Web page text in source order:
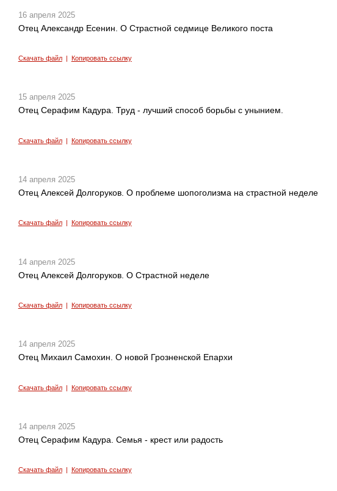
16 апреля 2025
Отец Александр Есенин. О Страстной седмице Великого поста
Скачать файл| Копировать ссылку
15 апреля 2025
Отец Серафим Кадура. Труд - лучший способ борьбы с унынием.
Скачать файл| Копировать ссылку
14 апреля 2025
Отец Алексей Долгоруков. О проблеме шопоголизма на страстной неделе
Скачать файл| Копировать ссылку
14 апреля 2025
Отец Алексей Долгоруков. О Страстной неделе
Скачать файл| Копировать ссылку
14 апреля 2025
Отец Михаил Самохин. О новой Грозненской Епархи
Скачать файл| Копировать ссылку
14 апреля 2025
Отец Серафим Кадура. Семья - крест или радость
Скачать файл| Копировать ссылку